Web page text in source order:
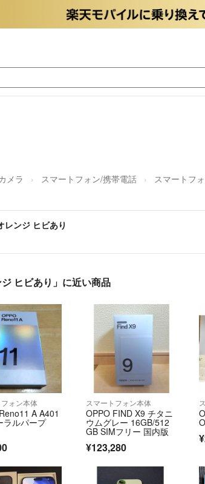
メラ スマートフォン/携帯電話 スマートフ
レンジ ヒビあり
ヒビあり」に近い商品
ォン本体
A A401
ラルパープ
スマートフォン本体
OPPO FIND X9 チタニ
ウムグレー 16GB/512
GB SIMフリー 国内版
¥123,280